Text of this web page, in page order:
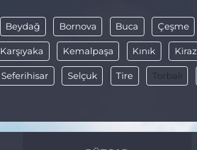
Beydağ Bornova Buca Çeşme
Karşıyaka Kemalpaşa Kınık Kiraz
Seferihisar Selçuk Tire Torbalı